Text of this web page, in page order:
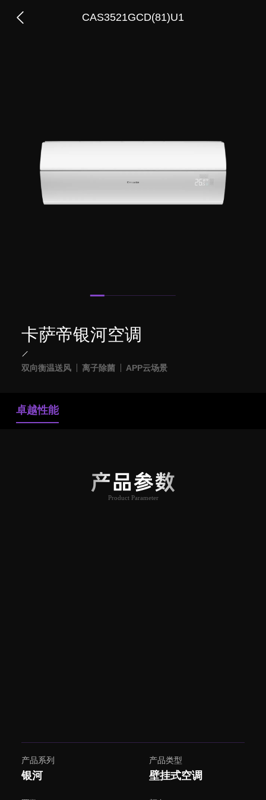
CAS3521GCD(81)U1
卡萨帝银河空调
双向衡温送风 离子除菌 APP云场景
卓越性能
产品参数
Product Parameter
产品系列
银河
产品类型
壁挂式空调